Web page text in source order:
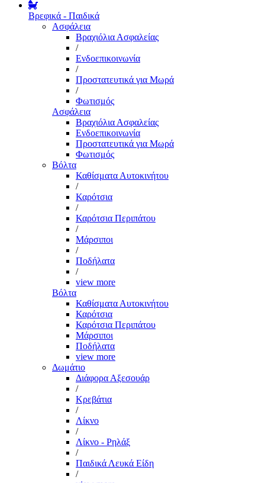
Βρεφικά - Παιδικά
Ασφάλεια
Βραχιόλια Ασφαλείας
/
Ενδοεπικοινωνία
/
Προστατευτικά για Μωρά
/
Φωτισμός
Ασφάλεια
Βραχιόλια Ασφαλείας
Ενδοεπικοινωνία
Προστατευτικά για Μωρά
Φωτισμός
Βόλτα
Καθίσματα Αυτοκινήτου
/
Καρότσια
/
Καρότσια Περιπάτου
/
Μάρσιποι
/
Ποδήλατα
/
view more
Βόλτα
Καθίσματα Αυτοκινήτου
Καρότσια
Καρότσια Περιπάτου
Μάρσιποι
Ποδήλατα
view more
Δωμάτιο
Διάφορα Αξεσουάρ
/
Κρεβάτια
/
Λίκνο
/
Λίκνο - Ρηλάξ
/
Παιδικά Λευκά Είδη
/